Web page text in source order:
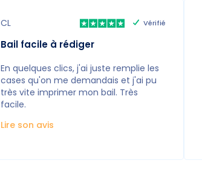
CL Vérifié
Bail facile à rédiger
En quelques clics, j'ai juste remplie les
cases qu'on me demandais et j'ai pu
très vite imprimer mon bail. Très
facile.
Lire son avis